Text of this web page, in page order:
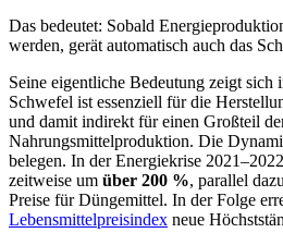
Das bedeutet: Sobald
werden, gerät automatisch auch das
Seine eigentliche Bedeutung zeigt sich
Schwefel ist essenziell für die
und damit indirekt für einen Großteil
Nahrungsmittelproduktion. Die
belegen. In der Energiekrise
zeitweise um über 200 %, parallel
Preise für Düngemittel. In der Folge
Lebensmittelpreisindex neue